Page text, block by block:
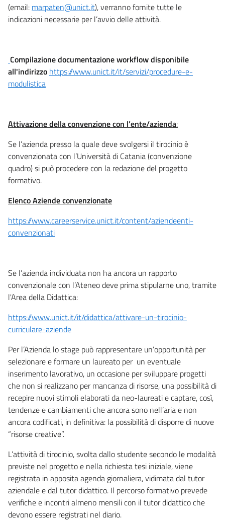
(email: marpaten@unict.it), verranno fornite tutte le
indicazioni necessarie per l’avvio delle attività.
Compilazione documentazione workflow disponibile
all'indirizzo https://www.unict.it/it/servizi/procedure-e-
modulistica
Attivazione della convenzione con l’ente/azienda:
Se l’azienda presso la quale deve svolgersi il tirocinio è
convenzionata con l’Università di Catania (convenzione
quadro) si può procedere con la redazione del progetto
formativo.
Elenco Aziende convenzionate
https://www.careerservice.unict.it/content/aziendeenti-
convenzionati
Se l’azienda individuata non ha ancora un rapporto
convenzionale con l’Ateneo deve prima stipularne uno, tramite
l'Area della Didattica:
https://www.unict.it/it/didattica/attivare-un-tirocinio-
curriculare-aziende
Per l’Azienda lo stage può rappresentare un’opportunità per
selezionare e formare un laureato per un eventuale
inserimento lavorativo, un occasione per sviluppare progetti
che non si realizzano per mancanza di risorse, una possibilità di
recepire nuovi stimoli elaborati da neo-laureati e captare, così,
tendenze e cambiamenti che ancora sono nell’aria e non
ancora codificati, in definitiva: la possibilità di disporre di nuove
“risorse creative”.
L’attività di tirocinio, svolta dallo studente secondo le modalità
previste nel progetto e nella richiesta tesi iniziale, viene
registrata in apposita agenda giornaliera, vidimata dal tutor
aziendale e dal tutor didattico. Il percorso formativo prevede
verifiche e incontri almeno mensili con il tutor didattico che
devono essere registrati nel diario.